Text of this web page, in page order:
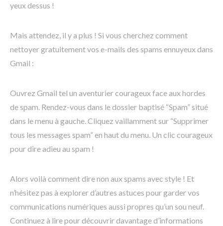
yeux dessus !
Mais attendez, il y a plus ! Si vous cherchez comment
nettoyer gratuitement vos e-mails des spams ennuyeux dans
Gmail :
Ouvrez Gmail tel un aventurier courageux face aux hordes
de spam. Rendez-vous dans le dossier baptisé “Spam” situé
dans le menu à gauche. Cliquez vaillamment sur “Supprimer
tous les messages spam” en haut du menu. Un clic courageux
pour dire adieu au spam !
Alors voilà comment dire non aux spams avec style ! Et
n’hésitez pas à explorer d’autres astuces pour garder vos
communications numériques aussi propres qu’un sou neuf.
Continuez à lire pour découvrir davantage d’informations